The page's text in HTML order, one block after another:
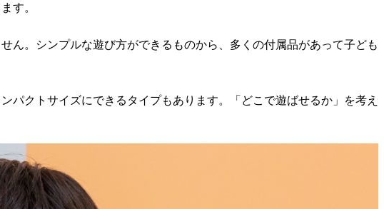
す。
ん。シンプルな遊び方ができるものから、多くの付属品があって子ども
クトサイズにできるタイプもあります。「どこで遊ばせるか」を考え